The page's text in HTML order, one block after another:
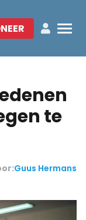
te
Guus Hermans